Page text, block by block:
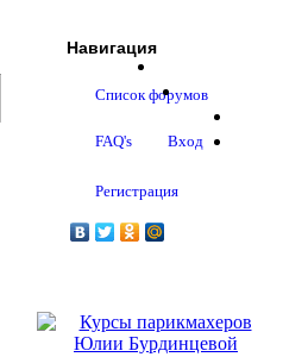
Навигация
Список форумов
FAQ's Вход
Регистрация